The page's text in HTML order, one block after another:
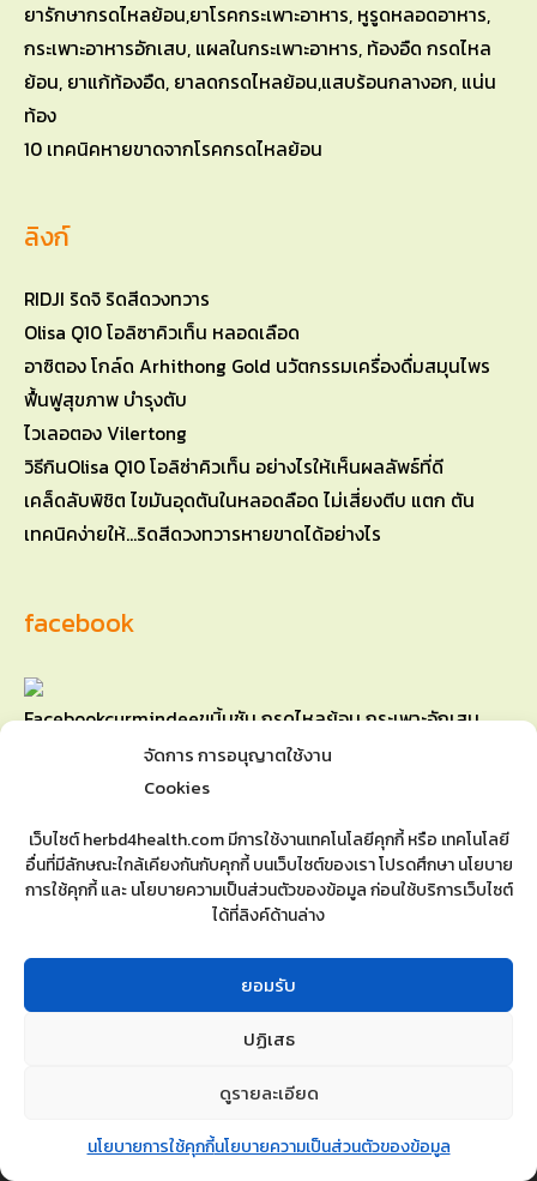
จัดการ การอนุญาตใช้งาน
Cookies
เว็บไซต์ herbd4health.com มีการใช้งานเทคโนโลยีคุกกี้ หรือ เทคโนโลยี
อื่นที่มีลักษณะใกล้เคียงกันกับคุกกี้ บนเว็บไซต์ของเรา โปรดศึกษา นโยบาย
การใช้คุกกี้ และ นโยบายความเป็นส่วนตัวของข้อมูล ก่อนใช้บริการเว็บไซต์
ได้ที่ลิงค์ด้านล่าง
ยอมรับ
ปฏิเสธ
ดูรายละเอียด
นโยบายการใช้คุกกี้นโยบายความเป็นส่วนตัวของข้อมูล
10 เทคนิคหายขาดจากโรคกรดไหลย้อน
ลิงก์
RIDJI ริดจิ ริดสีดวงทวาร
Olisa Q10 โอลิซาคิวเท็น หลอดเลือด
อาซิตอง โกล์ด Arhithong Gold นวัตกรรมเครื่องดื่มสมุนไพร
ฟื้นฟูสุขภาพ บำรุงตับ
ไวเลอตอง Vilertong
วิธีกินOlisa Q10 โอลิซ่าคิวเท็น อย่างไรให้เห็นผลลัพธ์ที่ดี
เคล็ดลับพิชิต ไขมันอุดตันในหลอดลือด ไม่เสี่ยงตีบ แตก ตัน
เทคนิคง่ายให้…ริดสีดวงทวารหายขาดได้อย่างไร
facebook
Facebookcurmindeeขมิ้นชัน กรดไหลย้อน กระเพาะอักเสบ
curmindee channel
Line OA@curmindee2018